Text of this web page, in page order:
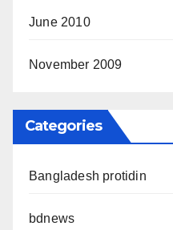
June 2010
November 2009
Categories
Bangladesh protidin
bdnews